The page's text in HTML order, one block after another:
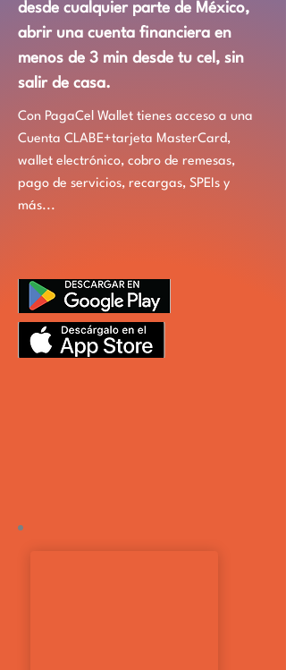
desde cualquier parte de México,
abrir una cuenta financiera en
menos de 3 min desde tu cel, sin
salir de casa.
Con PagaCel Wallet tienes acceso a una
Cuenta CLABE+tarjeta MasterCard,
wallet electrónico, cobro de remesas,
pago de servicios, recargas, SPEIs y
más...